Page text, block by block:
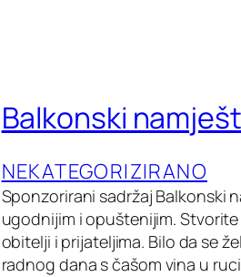
Balkonski
NEKATEGORIZIRANO
Sponzorirani sadržaj Balkonski
ugodnijim i opuštenijim.
obitelji i prijateljima. Bilo da se
radnog dana s čašom vina u